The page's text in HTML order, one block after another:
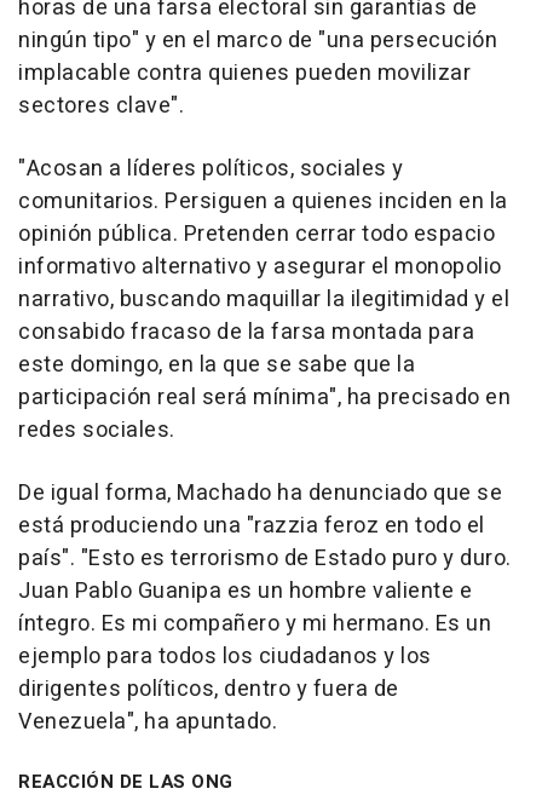
horas de una farsa electoral sin garantías de
ningún tipo" y en el marco de "una persecución
implacable contra quienes pueden movilizar
sectores clave".
"Acosan a líderes políticos, sociales y
comunitarios. Persiguen a quienes inciden en la
opinión pública. Pretenden cerrar todo espacio
informativo alternativo y asegurar el monopolio
narrativo, buscando maquillar la ilegitimidad y el
consabido fracaso de la farsa montada para
este domingo, en la que se sabe que la
participación real será mínima", ha precisado en
redes sociales.
De igual forma, Machado ha denunciado que se
está produciendo una "razzia feroz en todo el
país". "Esto es terrorismo de Estado puro y duro.
Juan Pablo Guanipa es un hombre valiente e
íntegro. Es mi compañero y mi hermano. Es un
ejemplo para todos los ciudadanos y los
dirigentes políticos, dentro y fuera de
Venezuela", ha apuntado.
REACCIÓN DE LAS ONG